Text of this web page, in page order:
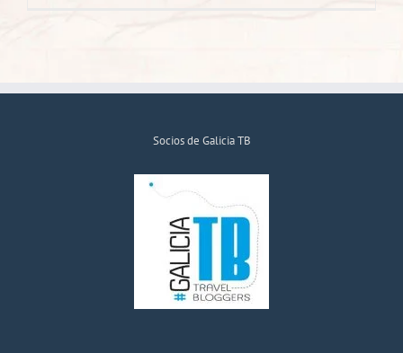
Socios de Galicia TB